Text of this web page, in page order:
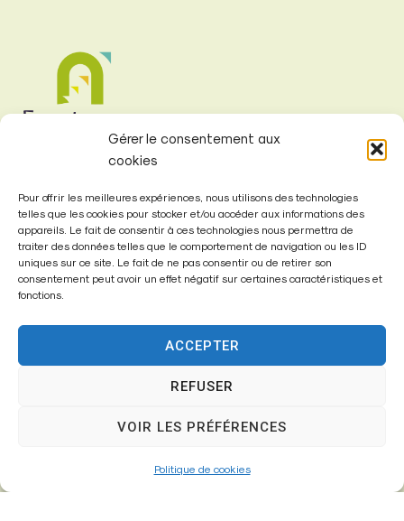
Gérer le consentement aux
cookies
Pour offrir les meilleures expériences, nous utilisons des technologies
telles que les cookies pour stocker et/ou accéder aux informations des
appareils. Le fait de consentir à ces technologies nous permettra de
traiter des données telles que le comportement de navigation ou les ID
uniques sur ce site. Le fait de ne pas consentir ou de retirer son
consentement peut avoir un effet négatif sur certaines caractéristiques et
fonctions.
ACCEPTER
REFUSER
VOIR LES PRÉFÉRENCES
Politique de cookies
Mairie de
Fontenay-Trésigny
77610 – Fontenay-Trésigny
01 64 25 90 67